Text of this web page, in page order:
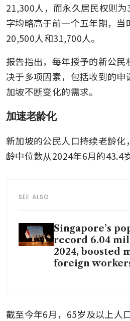
21,300人，而永久居民权则
字均略高于前一个五年期，当
20,500人和31,700人。
报告指出，每年授予的新公
决于多项因素，包括收到的
加坡不断变化的需求。
加速老龄化
新加坡的公民人口持续老龄
龄中位数从2024年6月的43.4
SEE ALSO
Singapore’s
record 6.04
2024, boosted
foreign
截至今年6月，65岁及以上